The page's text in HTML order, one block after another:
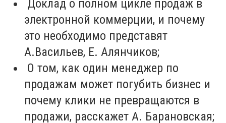
Доклад о полном цикле продаж в
электронной коммерции, и почему
это необходимо представят
А.Васильев, Е. Алянчиков;
О том, как один менеджер по
продажам может погубить бизнес и
почему клики не превращаются в
продажи, расскажет А. Барановская;